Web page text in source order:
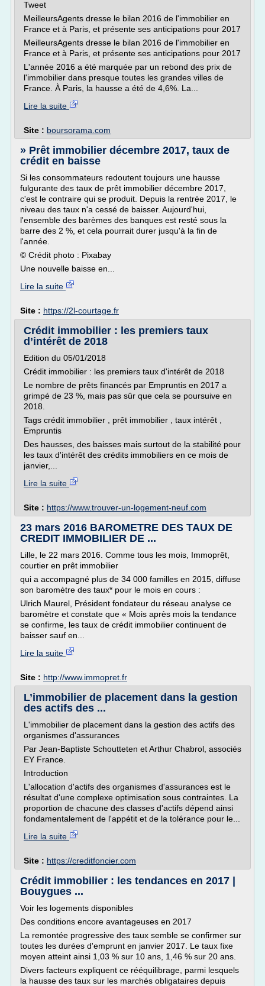
Tweet
MeilleursAgents dresse le bilan 2016 de l'immobilier en
France et à Paris, et présente ses anticipations pour 2017
MeilleursAgents dresse le bilan 2016 de l'immobilier en
France et à Paris, et présente ses anticipations pour 2017
L'année 2016 a été marquée par un rebond des prix de
l'immobilier dans presque toutes les grandes villes de
France. À Paris, la hausse a été de 4,6%. La...
Lire la suite
Site : boursorama.com
» Prêt immobilier décembre 2017, taux de
crédit en baisse
Si les consommateurs redoutent toujours une hausse
fulgurante des taux de prêt immobilier décembre 2017,
c'est le contraire qui se produit. Depuis la rentrée 2017, le
niveau des taux n'a cessé de baisser. Aujourd'hui,
l'ensemble des barèmes des banques est resté sous la
barre des 2 %, et cela pourrait durer jusqu'à la fin de
l'année.
© Crédit photo : Pixabay
Une nouvelle baisse en...
Lire la suite
Site : https://2l-courtage.fr
Crédit immobilier : les premiers taux
d’intérêt de 2018
Edition du 05/01/2018
Crédit immobilier : les premiers taux d'intérêt de 2018
Le nombre de prêts financés par Empruntis en 2017 a
grimpé de 23 %, mais pas sûr que cela se poursuive en
2018.
Tags crédit immobilier , prêt immobilier , taux intérêt ,
Empruntis
Des hausses, des baisses mais surtout de la stabilité pour
les taux d'intérêt des crédits immobiliers en ce mois de
janvier,...
Lire la suite
Site : https://www.trouver-un-logement-neuf.com
23 mars 2016 BAROMETRE DES TAUX DE
CREDIT IMMOBILIER DE ...
Lille, le 22 mars 2016. Comme tous les mois, Immoprêt,
courtier en prêt immobilier
qui a accompagné plus de 34 000 familles en 2015, diffuse
son baromètre des taux* pour le mois en cours :
Ulrich Maurel, Président fondateur du réseau analyse ce
baromètre et constate que « Mois après mois la tendance
se confirme, les taux de crédit immobilier continuent de
baisser sauf en...
Lire la suite
Site : http://www.immopret.fr
L’immobilier de placement dans la gestion
des actifs des ...
L'immobilier de placement dans la gestion des actifs des
organismes d'assurances
Par Jean-Baptiste Schoutteten et Arthur Chabrol, associés
EY France.
Introduction
L'allocation d'actifs des organismes d'assurances est le
résultat d'une complexe optimisation sous contraintes. La
proportion de chacune des classes d'actifs dépend ainsi
fondamentalement de l'appétit et de la tolérance pour le...
Lire la suite
Site : https://creditfoncier.com
Crédit immobilier : les tendances en 2017 |
Bouygues ...
Voir les logements disponibles
Des conditions encore avantageuses en 2017
La remontée progressive des taux semble se confirmer sur
toutes les durées d'emprunt en janvier 2017. Le taux fixe
moyen atteint ainsi 1,03 % sur 10 ans, 1,46 % sur 20 ans.
Divers facteurs expliquent ce rééquilibrage, parmi lesquels
la hausse des taux sur les marchés obligataires depuis